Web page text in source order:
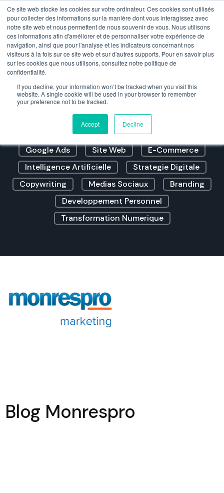
Ce site web stocke les cookies sur votre ordinateur. Ces cookies sont utilisés
pour collecter des informations sur la manière dont vous interagissez avec
notre site web et nous permettent de nous souvenir de vous. Nous utilisons
ces informations afin d'améliorer et de personnaliser votre expérience de
navigation, ainsi que pour l'analyse et les indicateurs concernant nos
visiteurs à la fois sur ce site web et sur d'autres supports. Pour en savoir plus
sur les cookies que nous utilisons, consultez notre politique de
confidentialité.
If you decline, your information won’t be tracked when you visit this
website. A single cookie will be used in your browser to remember
your preference not to be tracked.
Accept Decline
Blog Monrespro
Strategies Marketing
Prospection
Referencement Naturel
Marketing Digital
Google Ads
Site Web
E-Commerce
Intelligence Artificielle
Strategie Digitale
Copywriting
Medias Sociaux
Branding
Developpement Personnel
Transformation Numerique
Blog Monrespro